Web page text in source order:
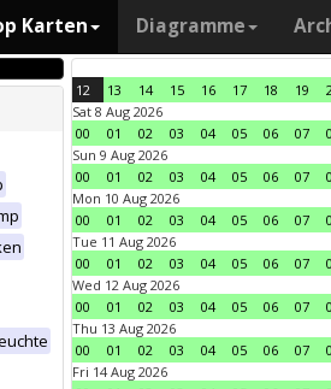
Karten Diagramme
12 13 14 15 16 17 18 19
Sat 8 Aug 2026
00
01 02 03 04 05 06 07
Sun 9 Aug 2026
00
01 02 03 04 05 06 07
Mon 10 Aug 2026
00
01 02 03 04 05 06 07
Tue 11 Aug 2026
00
01 02 03 04 05 06 07
Wed 12 Aug 2026
00
01 02 03 04 05 06 07
Thu 13 Aug 2026
00
01 02 03 04 05 06 07
Fri 14 Aug 2026